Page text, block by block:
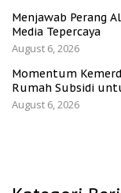
Menjawab Perang
Media Tepercaya
August 6, 2026
Momentum
Rumah Subsidi
August 6, 2026